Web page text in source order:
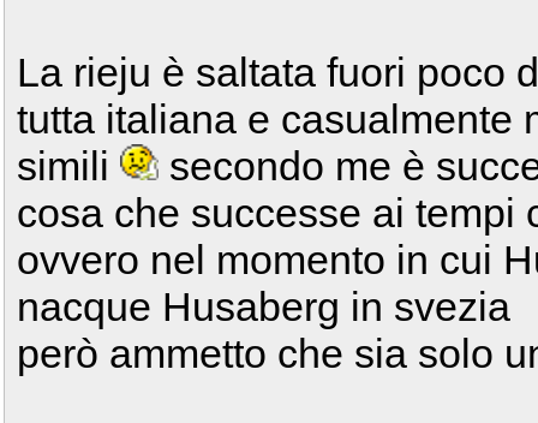
La rieju è saltata fuori poco
tutta italiana e casualmente
simili
secondo me è
cosa che successe ai tempi
ovvero nel momento in cui
nacque Husaberg in svezia
però ammetto che sia solo